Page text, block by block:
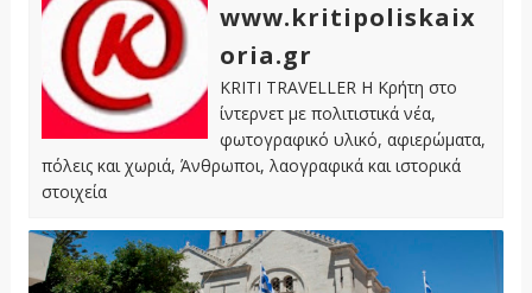
www.kritipoliskaix
oria.gr
KRITI TRAVELLER Η Κρήτη στο
ίντερνετ με πολιτιστικά νέα,
φωτογραφικό υλικό, αφιερώματα,
πόλεις και χωριά, Άνθρωποι, λαογραφικά και ιστορικά
στοιχεία